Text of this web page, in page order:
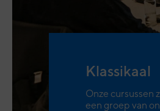
Klassikaal
Onze cursussen
een groep van